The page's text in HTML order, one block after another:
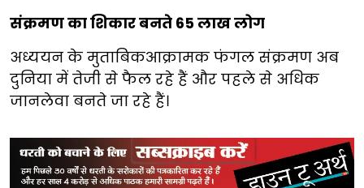
संक्रमण का शिकार बनते 65 लाख लोग
अध्ययन के मुताबिकआक्रामक फंगल संक्रमण अब
दुनिया में तेजी से फैल रहे हैं और पहले से अधिक
जानलेवा बनते जा रहे हैं।